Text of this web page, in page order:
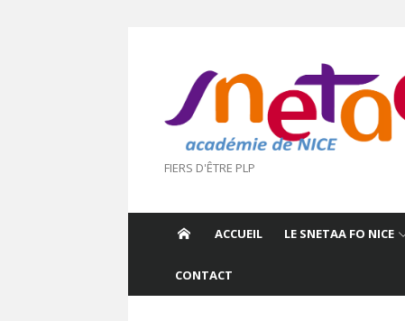
FIERS D'ÊTRE PLP
ACCUEIL LE SNETAA FO NICE
CONTACT